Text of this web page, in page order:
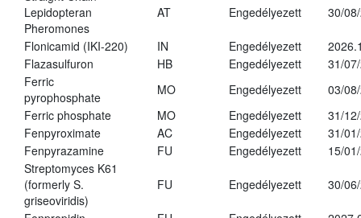
Lepidopteran
Pheromones
AT Engedélyezett 30/
Flonicamid (IKI-220) IN Engedélyezett
Flazasulfuron
HB Engedélyezett
31/
Ferric
pyrophosphate
MO Engedélyezett
03/
Ferric phosphate
MO Engedélyezett
31/
Fenpyroximate
AC Engedélyezett
31/
Fenpyrazamine
FU Engedélyezett
15/
Streptomyces K61
(formerly S.
griseoviridis)
FU Engedélyezett 30/